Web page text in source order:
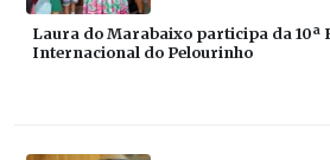
Laura do Marabaixo participa da 10ª
Internacional do Pelourinho